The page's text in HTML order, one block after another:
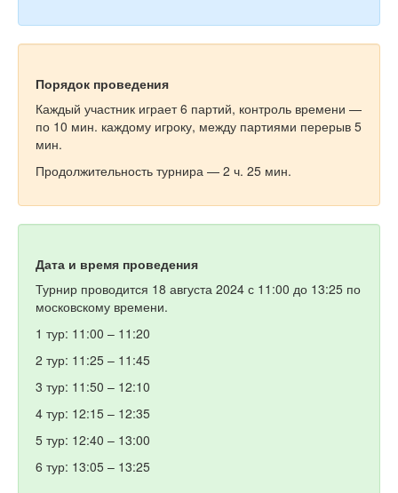
Порядок проведения
Каждый участник играет 6 партий, контроль времени —
по 10 мин. каждому игроку, между партиями перерыв 5
мин.
Продолжительность турнира — 2 ч. 25 мин.
Дата и время проведения
Турнир проводится 18 августа 2024 с 11:00 до 13:25 по
московскому времени.
1 тур: 11:00 – 11:20
2 тур: 11:25 – 11:45
3 тур: 11:50 – 12:10
4 тур: 12:15 – 12:35
5 тур: 12:40 – 13:00
6 тур: 13:05 – 13:25